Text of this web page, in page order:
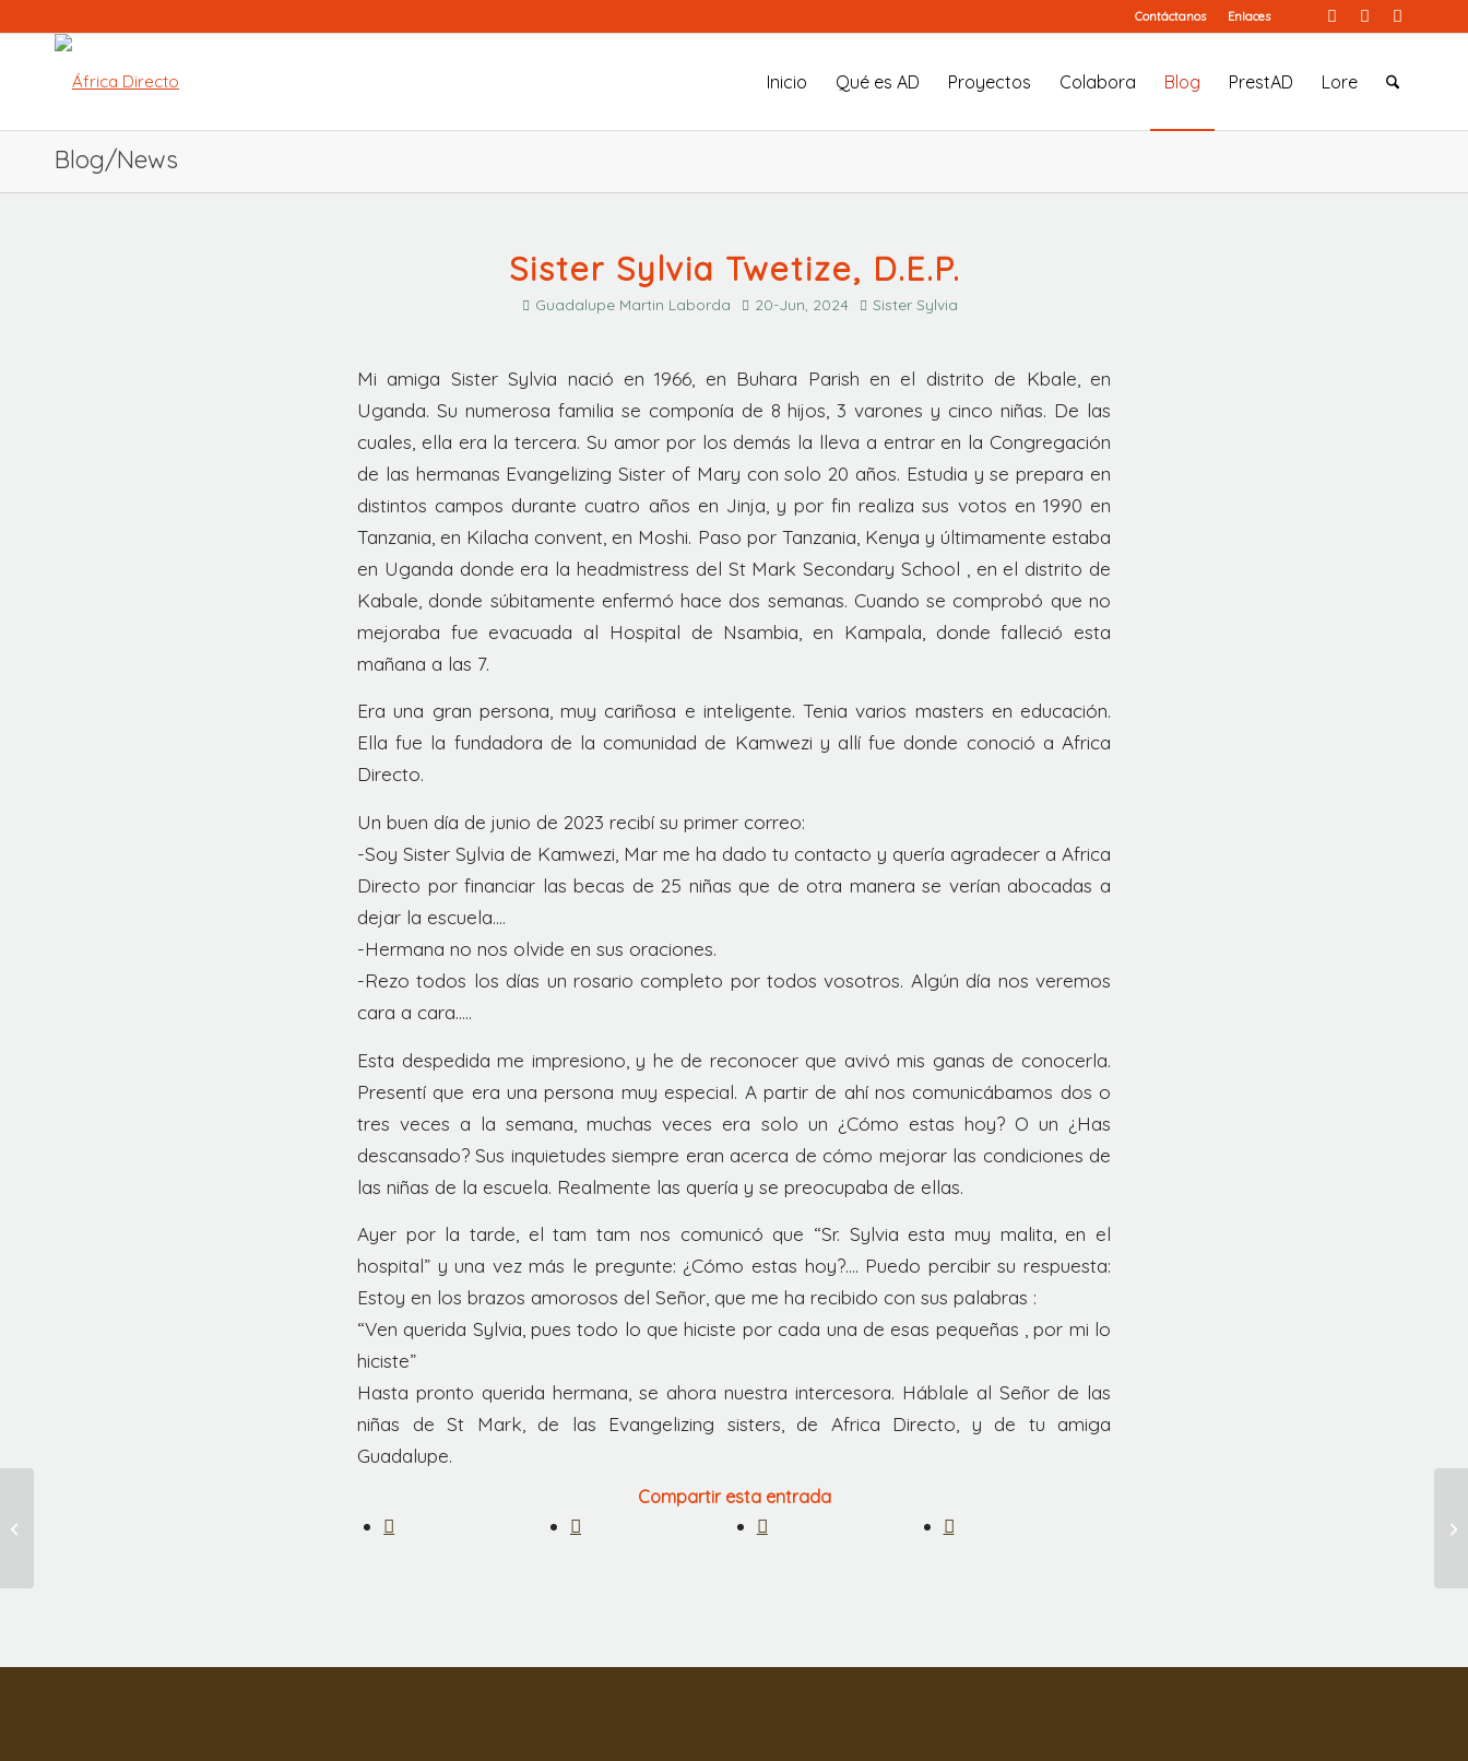
Contáctanos Enlaces
Inicio Qué es AD Proyectos Colabora Blog PrestAD Lore
Blog/News
Sister Sylvia Twetize, D.E.P.
Guadalupe Martin Laborda 20-Jun, 2024 Sister Sylvia
Mi amiga Sister Sylvia nació en 1966, en Buhara Parish en el distrito de Kbale, en
Uganda. Su numerosa familia se componía de 8 hijos, 3 varones y cinco niñas. De las
cuales, ella era la tercera. Su amor por los demás la lleva a entrar en la Congregación
de las hermanas Evangelizing Sister of Mary con solo 20 años. Estudia y se prepara en
distintos campos durante cuatro años en Jinja, y por fin realiza sus votos en 1990 en
Tanzania, en Kilacha convent, en Moshi. Paso por Tanzania, Kenya y últimamente estaba
en Uganda donde era la headmistress del St Mark Secondary School , en el distrito de
Kabale, donde súbitamente enfermó hace dos semanas. Cuando se comprobó que no
mejoraba fue evacuada al Hospital de Nsambia, en Kampala, donde falleció esta
mañana a las 7.
Era una gran persona, muy cariñosa e inteligente. Tenia varios masters en educación.
Ella fue la fundadora de la comunidad de Kamwezi y allí fue donde conoció a Africa
Directo.
Un buen día de junio de 2023 recibí su primer correo:
-Soy Sister Sylvia de Kamwezi, Mar me ha dado tu contacto y quería agradecer a Africa
Directo por financiar las becas de 25 niñas que de otra manera se verían abocadas a
dejar la escuela….
-Hermana no nos olvide en sus oraciones.
-Rezo todos los días un rosario completo por todos vosotros. Algún día nos veremos
cara a cara…..
Esta despedida me impresiono, y he de reconocer que avivó mis ganas de conocerla.
Presentí que era una persona muy especial. A partir de ahí nos comunicábamos dos o
tres veces a la semana, muchas veces era solo un ¿Cómo estas hoy? O un ¿Has
descansado? Sus inquietudes siempre eran acerca de cómo mejorar las condiciones de
las niñas de la escuela. Realmente las quería y se preocupaba de ellas.
Ayer por la tarde, el tam tam nos comunicó que “Sr. Sylvia esta muy malita, en el
hospital” y una vez más le pregunte: ¿Cómo estas hoy?…. Puedo percibir su respuesta:
Estoy en los brazos amorosos del Señor, que me ha recibido con sus palabras :
“Ven querida Sylvia, pues todo lo que hiciste por cada una de esas pequeñas , por mi lo
hiciste”
Hasta pronto querida hermana, se ahora nuestra intercesora. Háblale al Señor de las
niñas de St Mark, de las Evangelizing sisters, de Africa Directo, y de tu amiga
Guadalupe.
Compartir esta entrada